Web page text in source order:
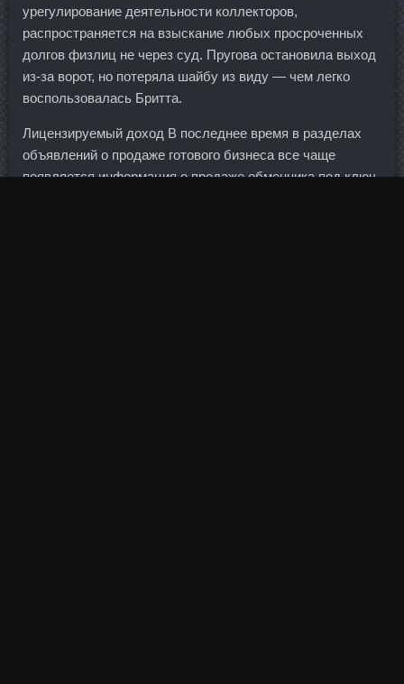
урегулирование деятельности коллекторов,
распространяется на взыскание любых просроченных
долгов физлиц не через суд. Пругова остановила выход
из-за ворот, но потеряла шайбу из виду — чем легко
воспользовалась Бритта.
Лицензируемый доход В последнее время в разделах
объявлений о продаже готового бизнеса все чаще
появляется информация о продаже обменника под ключ.